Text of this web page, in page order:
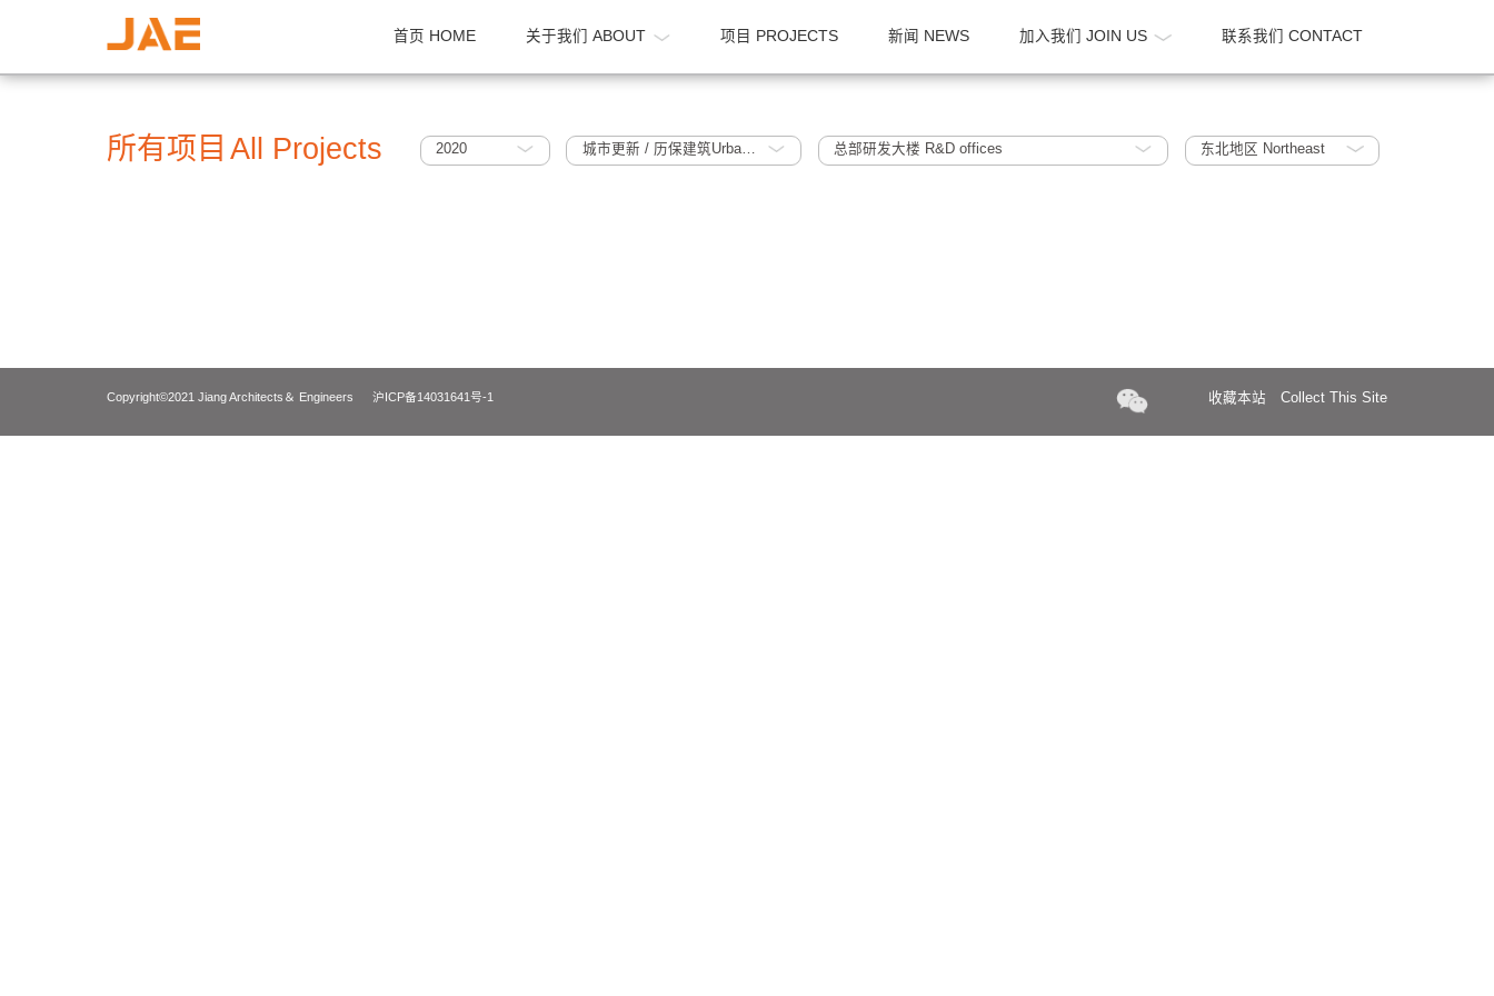
首页 HOME 关于我们 ABOUT 项目 PROJECTS 新闻 NEWS 加入我们 JOIN US 联系我们
所有项目All Projects 2020 城市更新 / 历保建筑Urban Regeneration / Historic Protection Building 总部研发大楼 R&D offices 东北地区 Northeast
Copyright©2021 Jiang Architects＆ Engineers 沪ICP备14031641号-1